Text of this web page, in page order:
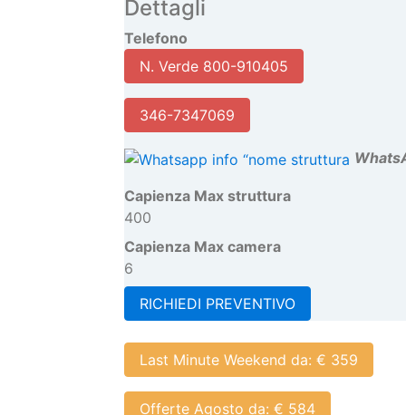
346-7347069
Capienza Max struttura
400
Capienza Max camera
6
RICHIEDI PREVENTIVO
Last Minute Settembre da: € 467